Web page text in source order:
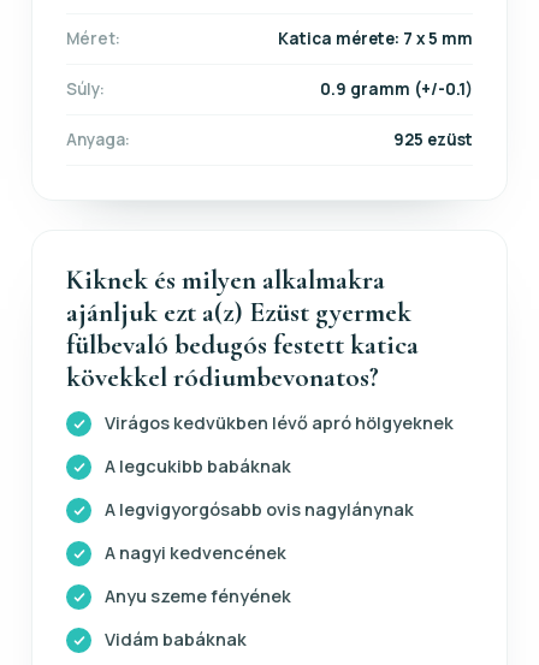
Méret: Katica mérete: 7 x 5 mm
Súly: 0.9 gramm (+/-0.1)
Anyaga: 925 ezüst
Kiknek és milyen alkalmakra
ajánljuk ezt a(z) Ezüst gyermek
fülbevaló bedugós festett katica
kövekkel ródiumbevonatos?
Virágos kedvükben lévő apró hölgyeknek
A legcukibb babáknak
A legvigyorgósabb ovis nagylánynak
A nagyi kedvencének
Anyu szeme fényének
Vidám babáknak